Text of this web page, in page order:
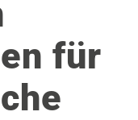
für